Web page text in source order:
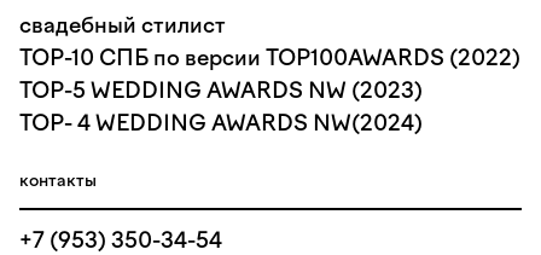
свадебный стилист
TOP-10 СПБ по версии TOP100AWARDS (2022)
TOP-5 WEDDING AWARDS NW (2023)
ТОР- 4 WEDDING AWARDS NW(2024)
контакты
+7 (953) 350-34-54